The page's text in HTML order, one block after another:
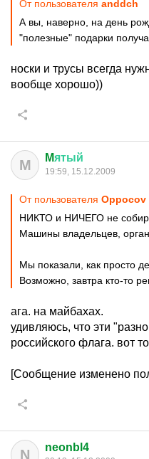
От пользователя anddch
А вы, наверно, на день
"полезные" подарки
носки и трусы всегда
вообще хорошо))
M Mятый
19:59, 15.12.2009
От пользователя Oppocov
НИКТО и НИЧЕГО не
Машины владельцев,
Мы показали, как просто
Возможно, завтра кто-то
ага. на майбахах.
удивляюсь, что эти
российского флага. вот
[Сообщение изменено
N neonbl4